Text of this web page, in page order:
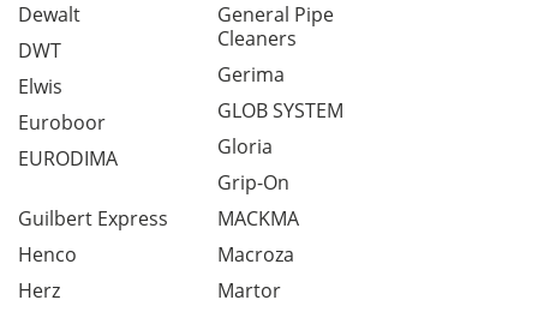
Dewalt
DWT
Elwis
Euroboor
EURODIMA
General Pipe
Cleaners
Gerima
GLOB SYSTEM
Gloria
Grip-On
Guilbert Express
Henco
Herz
MACKMA
Macroza
Martor